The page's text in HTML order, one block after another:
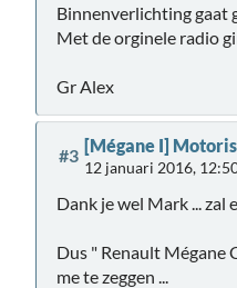
Binnenverlichting gaat
Met de orginele radio
Gr Alex
#3 [Mégane I]
12 januari 2016,
Dank je wel Mark ... zal
Dus " Renault Mégane
me te zeggen ...